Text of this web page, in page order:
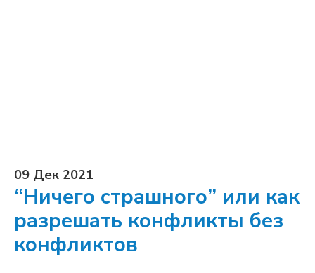
09 Дек 2021
“Ничего страшного” или как
разрешать конфликты без
конфликтов